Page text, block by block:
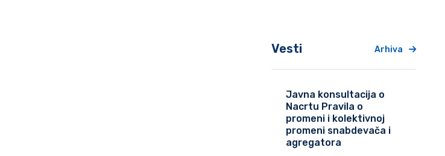
Vesti Arhiva
Javna konsultacija o
Nacrtu Pravila o
promeni i kolektivnoj
promeni snabdevača i
agregatora